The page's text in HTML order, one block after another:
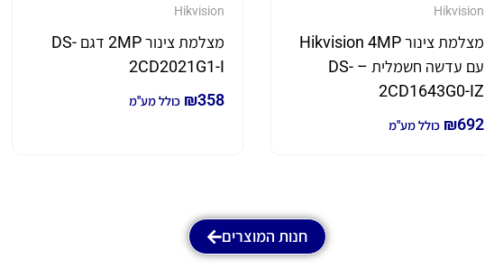
Hikvision
מצלמת צינור Hikvision 4MP
עם עדשה חשמלית – DS-
2CD1643G0-IZ
₪692 כולל מע"מ
Hikvision
מצלמת צינור 2MP דגם DS-
2CD2021G1-I
₪358 כולל מע"מ
חנות המוצרים